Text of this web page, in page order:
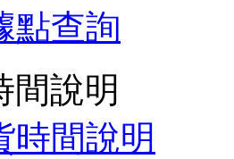
點查詢
間說明
時間說明